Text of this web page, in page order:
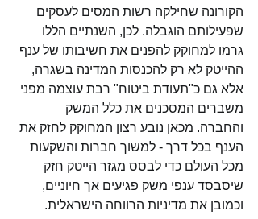
הקורונה שחילקה רשות המסים לעסקים
שפעילותם הוגבלה. לכן, השנתיים הללו
גרמו למחוקק להפנים את חשיבותו של ענף
ההייטק לא רק להכנסות המדינה בשגרה,
אלא גם כ"תעודת ביטוח" רבת עוצמה מפני
משברים המסכנים את כלל המשק
והחברה. מכאן נובע רצון המחוקק לחזק את
הענף בכל דרך - למשוך חברות והשקעות
מכל העולם כדי לבסס מגזר הייטק חזק
שיסבסד ענפי משק פגיעים אך חיוניים,
וכמובן את מדיניות הרווחה הישראלית.